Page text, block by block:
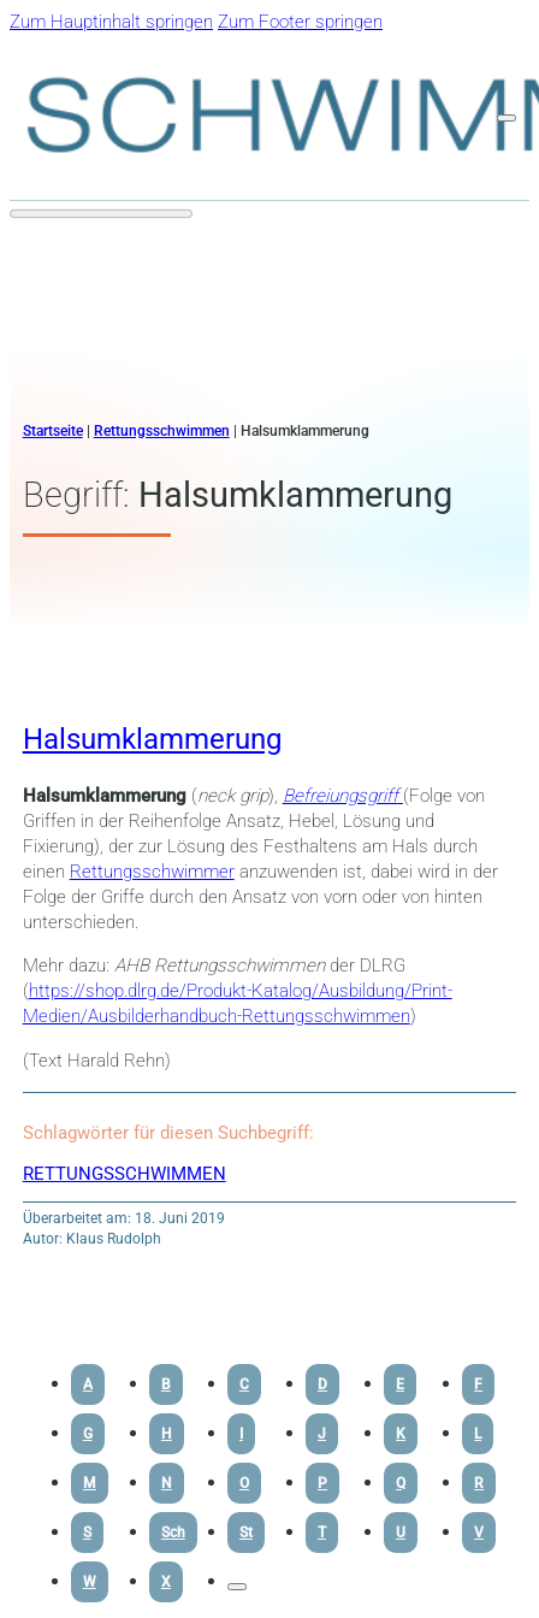
Zum Hauptinhalt springen Zum Footer springen
Startseite| Rettungsschwimmen Halsumklammerung
Begriff: Halsumklammerung
Halsumklammerung
Halsumklammerung(neck grip), Befreiungsgriff (Folge von
Griffen in der Reihenfolge Ansatz, Hebel, Lösung und
Fixierung), der zur Lösung des Festhaltens am Hals durch
einen Rettungsschwimmeranzuwenden ist, dabei wird in der
Folge der Griffe durch den Ansatz von vorn oder von hinten
unterschieden.
Mehr dazu: AHB Rettungsschwimmender DLRG
(https://shop.dlrg.de/Produkt-Katalog/Ausbildung/Print-
Medien/Ausbilderhandbuch-Rettungsschwimmen)
(Text Harald Rehn)
Schlagwörter für diesen Suchbegriff:
RETTUNGSSCHWIMMEN
Überarbeitet am: 18. Juni 2019
Autor: Klaus Rudolph
A B C D E F
G H I J K L
M N O P Q R
S Sch St T U V
W X